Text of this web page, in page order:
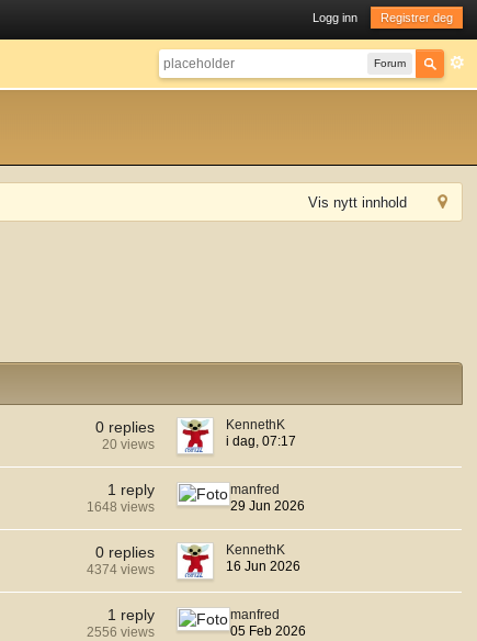
Logg inn Registrer deg
Forum
Vis nytt innhold
0 replies
20 views
KennethK
i dag, 07:17
1 reply
1648 views
manfred
29 Jun 2026
0 replies
4374 views
KennethK
16 Jun 2026
1 reply
2556 views
manfred
05 Feb 2026